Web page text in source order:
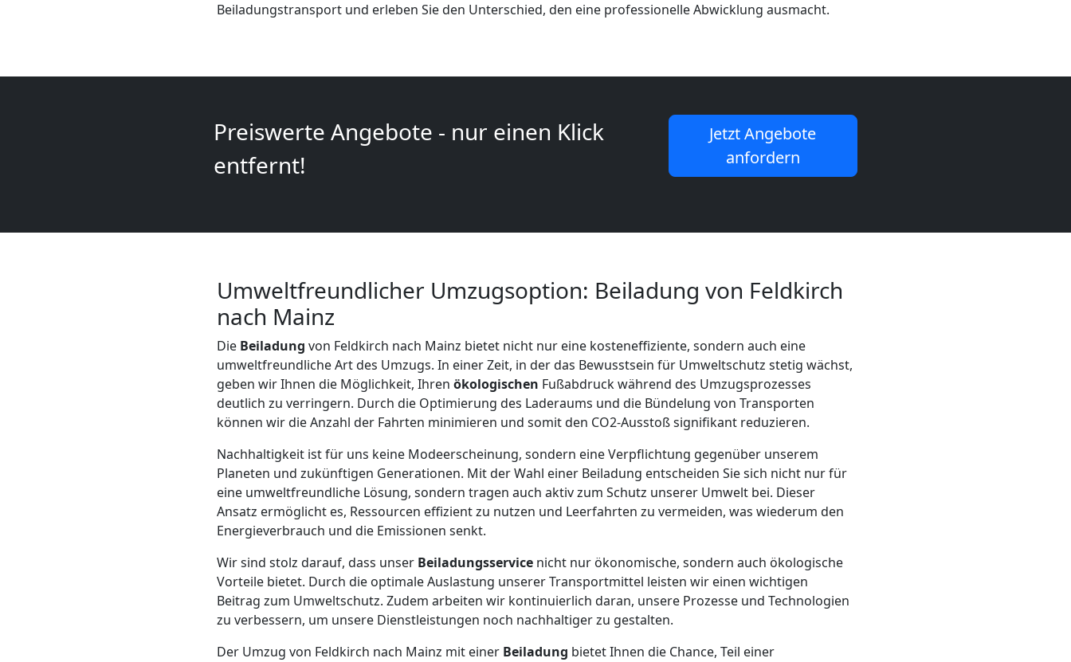
Beiladungstransport und erleben Sie den Unterschied, den eine professionelle Abwicklung ausmacht.
Preiswerte Angebote - nur einen Klick
entfernt!
Jetzt Angebote
anfordern
Umweltfreundlicher Umzugsoption: Beiladung von Feldkirch
nach Mainz
Die Beiladung von Feldkirch nach Mainz bietet nicht nur eine kosteneffiziente, sondern auch eine
umweltfreundliche Art des Umzugs. In einer Zeit, in der das Bewusstsein für Umweltschutz stetig wächst,
geben wir Ihnen die Möglichkeit, Ihren ökologischen Fußabdruck während des Umzugsprozesses
deutlich zu verringern. Durch die Optimierung des Laderaums und die Bündelung von Transporten
können wir die Anzahl der Fahrten minimieren und somit den CO2-Ausstoß signifikant reduzieren.
Nachhaltigkeit ist für uns keine Modeerscheinung, sondern eine Verpflichtung gegenüber unserem
Planeten und zukünftigen Generationen. Mit der Wahl einer Beiladung entscheiden Sie sich nicht nur für
eine umweltfreundliche Lösung, sondern tragen auch aktiv zum Schutz unserer Umwelt bei. Dieser
Ansatz ermöglicht es, Ressourcen effizient zu nutzen und Leerfahrten zu vermeiden, was wiederum den
Energieverbrauch und die Emissionen senkt.
Wir sind stolz darauf, dass unser Beiladungsservice nicht nur ökonomische, sondern auch ökologische
Vorteile bietet. Durch die optimale Auslastung unserer Transportmittel leisten wir einen wichtigen
Beitrag zum Umweltschutz. Zudem arbeiten wir kontinuierlich daran, unsere Prozesse und Technologien
zu verbessern, um unsere Dienstleistungen noch nachhaltiger zu gestalten.
Der Umzug von Feldkirch nach Mainz mit einer Beiladung bietet Ihnen die Chance, Teil einer
LKW